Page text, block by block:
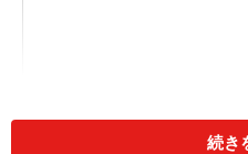
続き